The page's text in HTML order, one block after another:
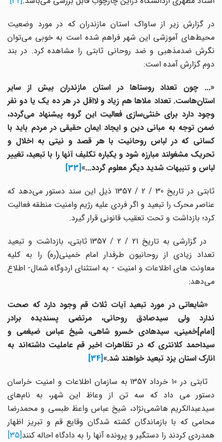
در گزارش زیر از ساواک استان مازندران که در مورد وضعیت
محیط‌های آموزشی این شهر فراهم شده است به خوبی می‌توان
نگرش ضدمذهبی و ضد روحانی ثابتی را مشاهده کرد. در بند
دوم گزارش آمده است:
«... چون تعداد روستاها در استان مازندران بیش از سایر
استان‌هاست. تعداد ملاها هم زیاد و لااقل در هر ده یک یا دو نفر
وجود دارد برای خنثی‌سازی فعالیت این گروه پیشنهاد می‌گردد،
ضمن توجه به مبانی دین و ایجاد ایمان حقیقی در مردم باید با
کسانی که در لباس روحانیت با هر قصد و نیتی به اخلال و
تحریک مشغولند مبارزه شود و یکباره تکلیف آنها را با تبعید، تغییر
لباس و تنبیهات شدید دیگر معلوم گردد...»[33]
ثابتی در تاریخ 30 / 2 / 1357 ذیل این سند دستور می‌دهد که
عناصر محرک را تبعید و اگر فردی علیه رژیم وامنیت منطقه فعالیت
کرد؛ بازداشت و تحت تعقیب قانونی قرار گیرد.
در گزارشی به تاریخ 21 / 2 / 1357 ثابتی، بازداشت و تبعید
تعداد زیادی از روحانیون طرفدار امام خمینی(ره) را به کلیه
معاونت های اطلاعات و امنیت - به استثنای اردوگاه شمال- اطلاع
می‌دهد:
«شایعاتی در مورد تبعید آیات ثلاث قم وجود دارد که صحت
ندارد ولی سیدصادق روحانی، مرتضی پسندیده برادر
[امام]خمینی، سیدهادی خسرو شاهی، شیخ عباس ضیغمی و
سیداحمد کلانتری که در تظاهرات اخیر قم عاملیت داشته‌اند به
انارک استان یزد تبعید خواهند شد.»[34]
ثابتی در 10 خرداد 1357 به سازمان اطلاعات و امنیت خراسان
دستور می داد که سه تن از وعاظ این شهر، به نام‌های
سیدعبدالکریم هاشمی‌نژاد، شیخ عباس واعظ طبسی و محمدرضا
محامی که با بازماندگان کشته شدگان وقایع قم و تبریز اظهار
همدردی کردند را دستگیر و پرونده آنها را به دادگاه احاله کنند[35]